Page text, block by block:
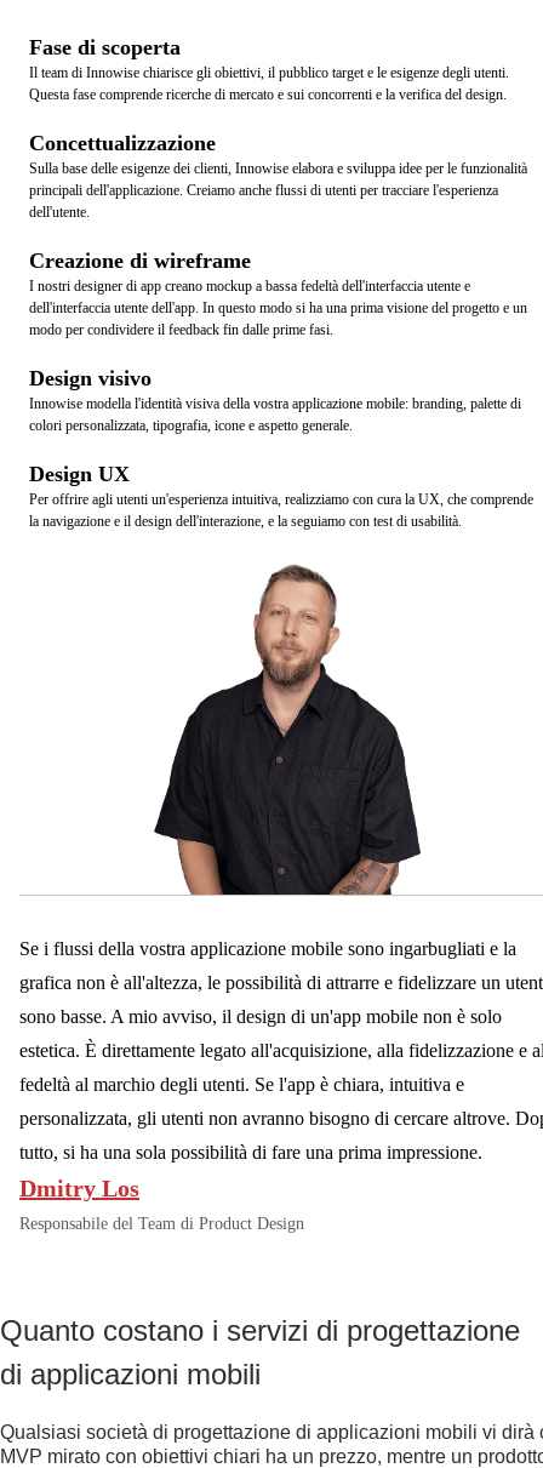
Fase di scoperta
Il team di Innowise chiarisce gli obiettivi, il pubblico target e le esigenze degli utenti.
Questa fase comprende ricerche di mercato e sui concorrenti e la verifica del design.
Concettualizzazione
Sulla base delle esigenze dei clienti, Innowise elabora e sviluppa idee per le funzionalità
principali dell'applicazione. Creiamo anche flussi di utenti per tracciare l'esperienza
dell'utente.
Creazione di wireframe
I nostri designer di app creano mockup a bassa fedeltà dell'interfaccia utente e
dell'interfaccia utente dell'app. In questo modo si ha una prima visione del progetto e un
modo per condividere il feedback fin dalle prime fasi.
Design visivo
Innowise modella l'identità visiva della vostra applicazione mobile: branding, palette di
colori personalizzata, tipografia, icone e aspetto generale.
Design UX
Per offrire agli utenti un'esperienza intuitiva, realizziamo con cura la UX, che comprende
la navigazione e il design dell'interazione, e la seguiamo con test di usabilità.
Se i flussi della vostra applicazione mobile sono ingarbugliati e la
grafica non è all'altezza, le possibilità di attrarre e fidelizzare un
sono basse. A mio avviso, il design di un'app mobile non è solo
estetica. È direttamente legato all'acquisizione, alla fidelizzazione e
fedeltà al marchio degli utenti. Se l'app è chiara, intuitiva e
personalizzata, gli utenti non avranno bisogno di cercare altrove.
tutto, si ha una sola possibilità di fare una prima impressione.
Dmitry Los
Responsabile del Team di Product Design
Quanto costano i servizi di progettazione
di applicazioni mobili
Qualsiasi società di progettazione di applicazioni mobili vi
MVP mirato con obiettivi chiari ha un prezzo, mentre un